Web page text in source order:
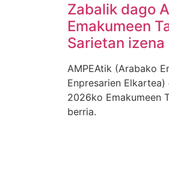
Zabalik dago
Emakumeen
Sarietan
AMPEAtik (Arabako
Enpresarien
2026ko Emakumeen
berria.